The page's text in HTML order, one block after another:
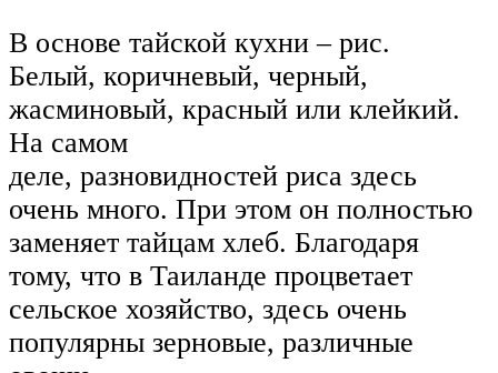
В основе тайской кухни – рис.
Белый, коричневый, черный,
жасминовый, красный или клейкий.
На самом
деле, разновидностей риса здесь
очень много. При этом он полностью
заменяет тайцам хлеб. Благодаря
тому, что в Таиланде процветает
сельское хозяйство, здесь очень
популярны зерновые, различные